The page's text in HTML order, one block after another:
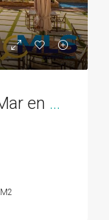
Condominio Frente al Mar en Bahía Gorgona
M2